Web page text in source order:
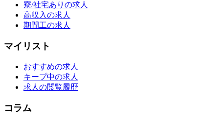
寮/社宅ありの求人
高収入の求人
期間工の求人
マイリスト
おすすめの求人
キープ中の求人
求人の閲覧履歴
コラム